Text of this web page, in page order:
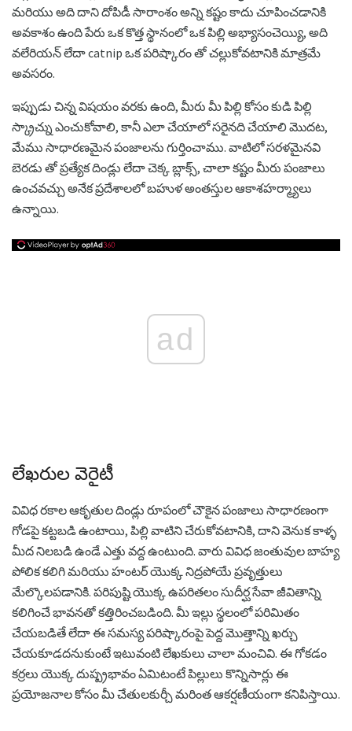
మరియు అది దాని దోపిడీ సారాంశం అన్ని కష్టం కాదు చూపించడానికి
అవకాశం ఉంది పేరు ఒక కొత్త స్థానంలో ఒక పిల్లి అభ్యాసంచెయ్యి, అది
వలేరియన్ లేదా catnip ఒక పరిష్కారం తో చల్లుకోవటానికి మాత్రమే
అవసరం.
ఇప్పుడు చిన్న విషయం వరకు ఉంది, మీరు మీ పిల్లి కోసం కుడి పిల్లి
స్క్రాచ్ను ఎంచుకోవాలి, కానీ ఎలా చేయాలో సరైనది చేయాలి మొదట,
మేము సాధారణమైన పంజాలను గుర్తించాము. వాటిలో సరళమైనవి
బెరడు తో ప్రత్యేక దిండ్లు లేదా చెక్క బ్లాక్స్, చాలా కష్టం మీరు పంజాలు
ఉంచవచ్చు అనేక ప్రదేశాలలో బహుళ అంతస్తుల ఆకాశహర్మ్యాలు
ఉన్నాయి.
ad
లేఖరుల వెరైటీ
వివిధ రకాల ఆకృతుల దిండ్లు రూపంలో చౌకైన పంజాలు సాధారణంగా
గోడపై కట్టబడి ఉంటాయి, పిల్లి వాటిని చేరుకోవటానికి, దాని వెనుక కాళ్ళ
మీద నిలబడి ఉండే ఎత్తు వద్ద ఉంటుంది. వారు వివిధ జంతువుల బాహ్య
పోలిక కలిగి మరియు హంటర్ యొక్క నిద్రపోయే ప్రవృత్తులు
మేల్కొలపడానికి. పరిపుష్టి యొక్క ఉపరితలం సుదీర్ఘ సేవా జీవితాన్ని
కలిగించే భావనతో కత్తిరించబడింది. మీ ఇల్లు స్థలంలో పరిమితం
చేయబడితే లేదా ఈ సమస్య పరిష్కారంపై పెద్ద మొత్తాన్ని ఖర్చు
చేయకూడదనుకుంటే ఇటువంటి లేఖకులు చాలా మంచివి. ఈ గోకడం
కర్రలు యొక్క దుష్ప్రభావం ఏమిటంటే పిల్లులు కొన్నిసార్లు ఈ
ప్రయోజనాల కోసం మీ చేతులకుర్చీ మరింత ఆకర్షణీయంగా కనిపిస్తాయి.